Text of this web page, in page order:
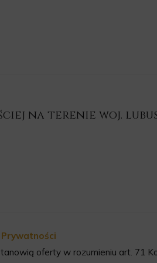
na terenie woj.
oferty w rozumieniu art. 71